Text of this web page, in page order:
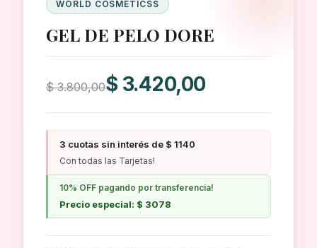
WORLD COSMETICSS
GEL DE PELO DORE
$3.800,00
precio
original
era:
$3.420,00
precio
actual
es:
3 cuotas sin interés de $ 1140
Con todas las Tarjetas!
10% OFF pagando por transferencia!
Precio especial: $ 3078